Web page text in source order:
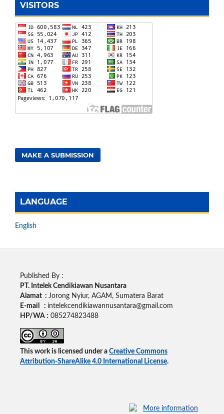
VISITORS
MAKE A SUBMISSION
LANGUAGE
English
Published By :
PT. Intelek Cendikiawan Nusantara
Alamat : Jorong Nyiur, AGAM, Sumatera Barat
E-mail : intelekcendikiawannusantara@gmail.com
HP/WA : 085274823488
This work is licensed under a Creative Commons
Attribution-ShareAlike 4.0 International License.